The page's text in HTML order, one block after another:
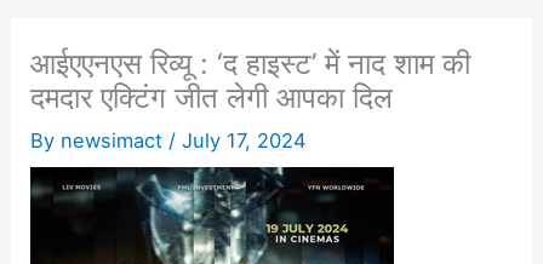
आईएएनएस रिव्यू : ‘द हाइस्ट’ में नाद शाम की
दमदार एक्टिंग जीत लेगी आपका दिल
By newsimact /July 17, 2024